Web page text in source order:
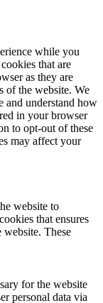
while you
that are
as they are
of the website. We
and understand how
in your browser
to opt-out of these
may affect your
website to
that ensures
website. These
for the website
personal data via